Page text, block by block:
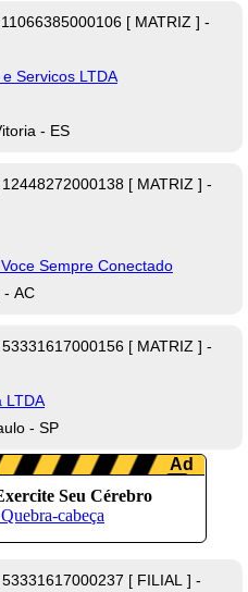
[ MATRIZ ] -
Servicos LTDA
- ES
12448272000138 [ MATRIZ ] -
Sempre Conectado
- AC
53331617000156 [ MATRIZ ] -
LTDA
- SP
53331617000237 [ FILIAL ] -